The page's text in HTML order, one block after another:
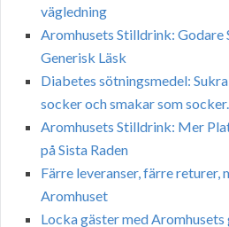
vägledning
Aromhusets Stilldrink: Godare
Generisk Läsk
Diabetes sötningsmedel:
socker och smakar som socker.
Aromhusets Stilldrink: Mer
på Sista Raden
Färre leveranser, färre
Aromhuset
Locka gäster med